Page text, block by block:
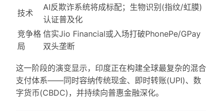
技术
AI反欺诈系统将成标配；生物识别(指纹/虹膜)
认证普及化
竞争格
局
信实Jio Financial或入场打破PhonePe/GPay
双头垄断
这一阶段的演变显示，印度正在构建全球最复杂的混合
支付体系——同时容纳传统现金、即时转账(UPI)、数
字货币(CBDC)，并持续向普惠金融深化。